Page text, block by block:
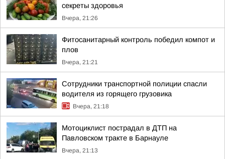
секреты здоровья
Вчера, 21:26
Фитосанитарный контроль победил компот и
плов
Вчера, 21:21
Сотрудники транспортной полиции спасли
водителя из горящего грузовика
Вчера, 21:18
Мотоциклист пострадал в ДТП на
Павловском тракте в Барнауле
Вчера, 21:13